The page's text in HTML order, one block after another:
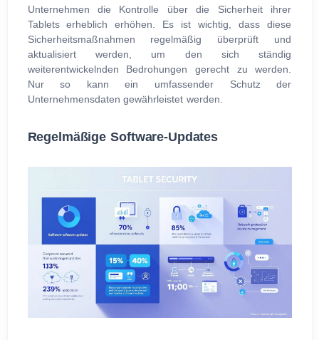
Unternehmen die Kontrolle über die Sicherheit ihrer
Tablets erheblich erhöhen. Es ist wichtig, dass diese
Sicherheitsmaßnahmen regelmäßig überprüft und
aktualisiert werden, um den sich ständig
weiterentwickelnden Bedrohungen gerecht zu werden.
Nur so kann ein umfassender Schutz der
Unternehmensdaten gewährleistet werden.
Regelmäßige Software-Updates